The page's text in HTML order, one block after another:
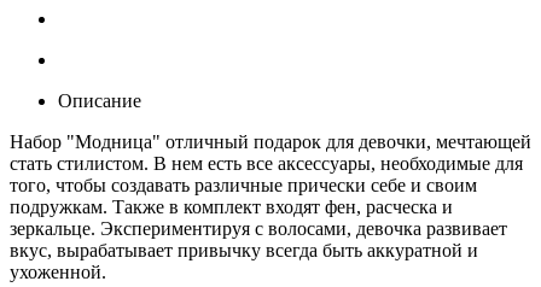
Описание
Набор "Модница" отличный подарок для девочки, мечтающей
стать стилистом. В нем есть все аксессуары, необходимые для
того, чтобы создавать различные прически себе и своим
подружкам. Также в комплект входят фен, расческа и
зеркальце. Экспериментируя с волосами, девочка развивает
вкус, вырабатывает привычку всегда быть аккуратной и
ухоженной.